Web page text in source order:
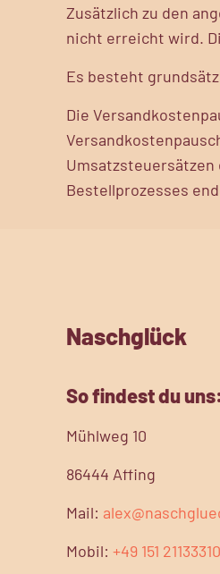
Zusätzlich zu den
nicht erreicht wird.
Es besteht
Die
Umsatzsteuersätzen
Bestellprozesses
Naschglück
So findest du uns:
Mühlweg 10
86444 Affing
Mail:
Mobil: +49 151 21133310